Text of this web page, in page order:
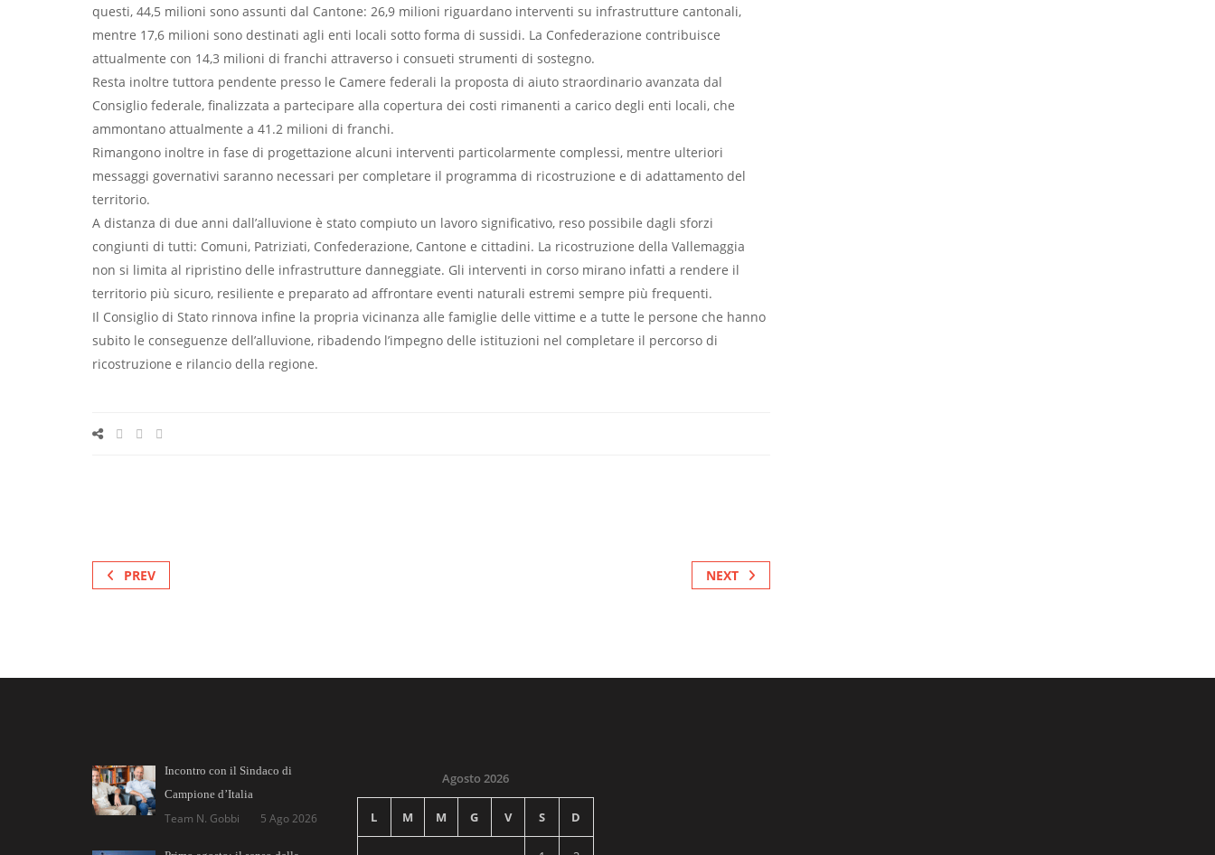
questi, 44,5 milioni sono assunti dal Cantone: 26,9 milioni riguardano interventi su infrastrutture cantonali,
mentre 17,6 milioni sono destinati agli enti locali sotto forma di sussidi. La Confederazione contribuisce
attualmente con 14,3 milioni di franchi attraverso i consueti strumenti di sostegno.
Resta inoltre tuttora pendente presso le Camere federali la proposta di aiuto straordinario avanzata dal
Consiglio federale, finalizzata a partecipare alla copertura dei costi rimanenti a carico degli enti locali, che
ammontano attualmente a 41.2 milioni di franchi.
Rimangono inoltre in fase di progettazione alcuni interventi particolarmente complessi, mentre ulteriori
messaggi governativi saranno necessari per completare il programma di ricostruzione e di adattamento del
territorio.
A distanza di due anni dall’alluvione è stato compiuto un lavoro significativo, reso possibile dagli sforzi
congiunti di tutti: Comuni, Patriziati, Confederazione, Cantone e cittadini. La ricostruzione della Vallemaggia
non si limita al ripristino delle infrastrutture danneggiate. Gli interventi in corso mirano infatti a rendere il
territorio più sicuro, resiliente e preparato ad affrontare eventi naturali estremi sempre più frequenti.
Il Consiglio di Stato rinnova infine la propria vicinanza alle famiglie delle vittime e a tutte le persone che hanno
subito le conseguenze dell’alluvione, ribadendo l’impegno delle istituzioni nel completare il percorso di
ricostruzione e rilancio della regione.
PREV NEXT
Incontro con il Sindaco di
Campione d’Italia
Team N. Gobbi 5 Ago 2026
Agosto 2026
L M M G V S D